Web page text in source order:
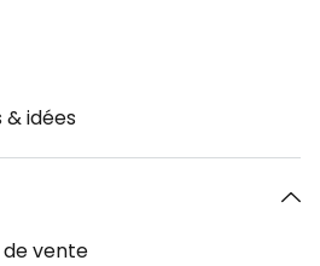
& idées
vente